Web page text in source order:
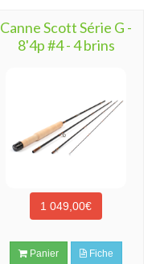
Canne Scott Série G -
8'4p #4 - 4 brins
1 049,00€
Panier Fiche